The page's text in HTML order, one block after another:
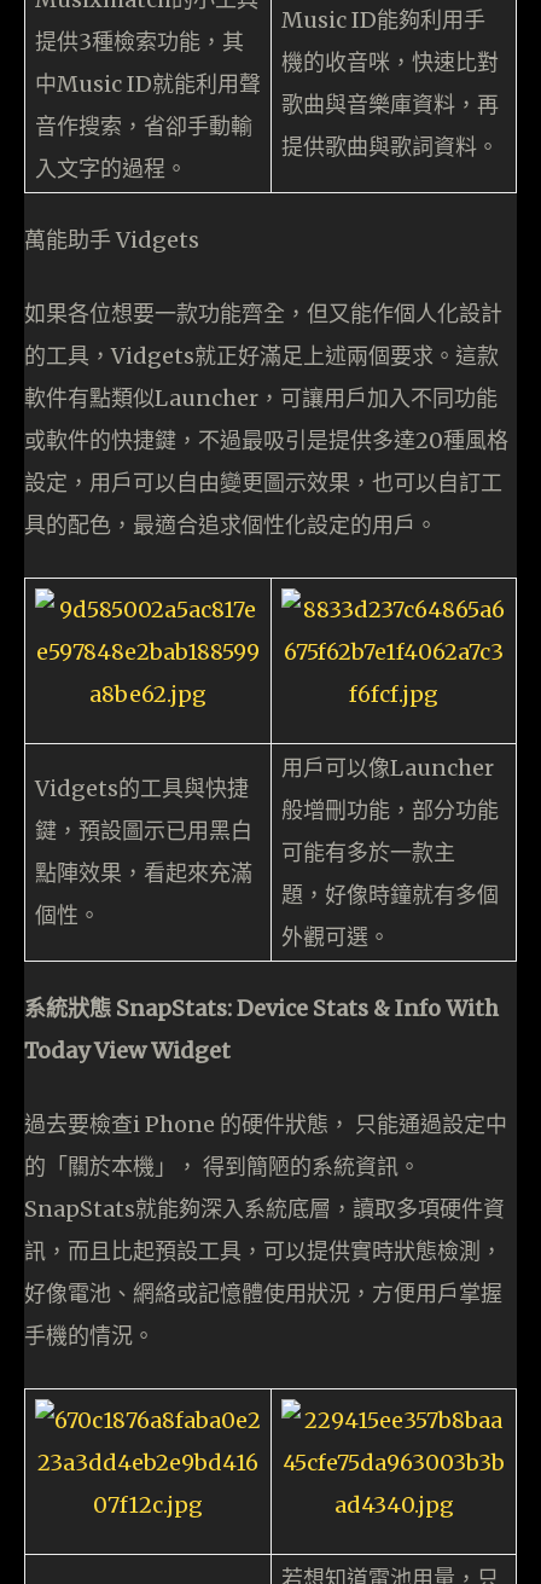
提供3種檢索功能，其
中Music ID就能利用聲
音作搜索，省卻手動輸
入文字的過程。
Music ID能夠利用手
機的收音咪，快速比對
歌曲與音樂庫資料，再
提供歌曲與歌詞資料。
萬能助手 Vidgets
如果各位想要一款功能齊全，但又能作個人化設計
的工具，Vidgets就正好滿足上述兩個要求。這款
軟件有點類似Launcher，可讓用戶加入不同功能
或軟件的快捷鍵，不過最吸引是提供多達20種風格
設定，用戶可以自由變更圖示效果，也可以自訂工
具的配色，最適合追求個性化設定的用戶。
Vidgets的工具與快捷
鍵，預設圖示已用黑白
點陣效果，看起來充滿
個性。
用戶可以像Launcher
般增刪功能，部分功能
可能有多於一款主
題，好像時鐘就有多個
外觀可選。
系統狀態 SnapStats: Device Stats & Info With
Today View Widget
過去要檢查i Phone 的硬件狀態， 只能通過設定中
的「關於本機」， 得到簡陋的系統資訊。
SnapStats就能夠深入系統底層，讀取多項硬件資
訊，而且比起預設工具，可以提供實時狀態檢測，
好像電池、網絡或記憶體使用狀況，方便用戶掌握
手機的情況。